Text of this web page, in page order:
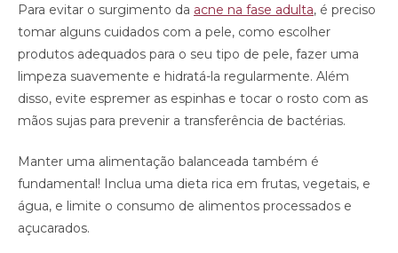
Para evitar o surgimento da acne na fase adulta, é preciso
tomar alguns cuidados com a pele, como escolher
produtos adequados para o seu tipo de pele, fazer uma
limpeza suavemente e hidratá-la regularmente. Além
disso, evite espremer as espinhas e tocar o rosto com as
mãos sujas para prevenir a transferência de bactérias.
Manter uma alimentação balanceada também é
fundamental! Inclua uma dieta rica em frutas, vegetais, e
água, e limite o consumo de alimentos processados e
açucarados.